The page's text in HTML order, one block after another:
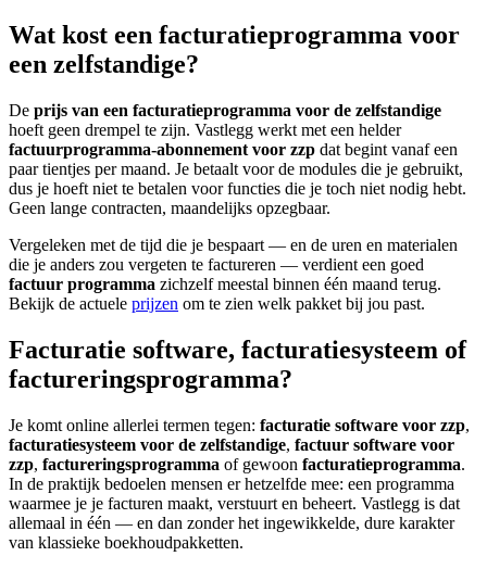
Wat kost een facturatieprogramma voor
een zelfstandige?
De prijs van een facturatieprogramma voor de zelfstandige
hoeft geen drempel te zijn. Vastlegg werkt met een helder
factuurprogramma-abonnement voor zzp dat begint vanaf een
paar tientjes per maand. Je betaalt voor de modules die je gebruikt,
dus je hoeft niet te betalen voor functies die je toch niet nodig hebt.
Geen lange contracten, maandelijks opzegbaar.
Vergeleken met de tijd die je bespaart — en de uren en materialen
die je anders zou vergeten te factureren — verdient een goed
factuur programma zichzelf meestal binnen één maand terug.
Bekijk de actuele prijzen om te zien welk pakket bij jou past.
Facturatie software, facturatiesysteem of
factureringsprogramma?
Je komt online allerlei termen tegen: facturatie software voor zzp,
facturatiesysteem voor de zelfstandige, factuur software voor
zzp, factureringsprogramma of gewoon facturatieprogramma.
In de praktijk bedoelen mensen er hetzelfde mee: een programma
waarmee je je facturen maakt, verstuurt en beheert. Vastlegg is dat
allemaal in één — en dan zonder het ingewikkelde, dure karakter
van klassieke boekhoudpakketten.